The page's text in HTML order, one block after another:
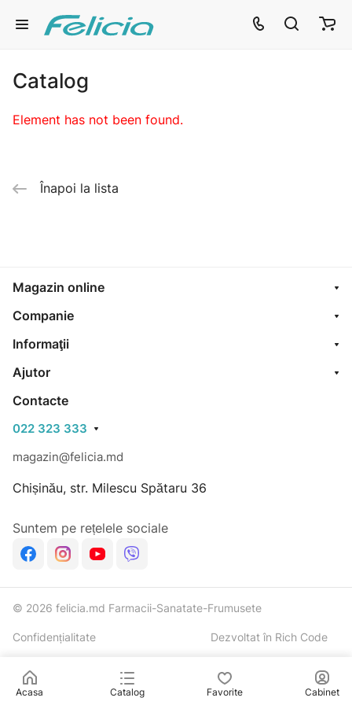
Catalog
Element has not been found.
Înapoi la lista
Magazin online
Companie
Informaţii
Ajutor
Contacte
022 323 333
magazin@felicia.md
Chișinău, str. Milescu Spătaru 36
Suntem pe rețelele sociale
© 2026 felicia.md Farmacii-Sanatate-Frumusete
Confidențialitate Dezvoltat în Rich Code
Acasa Catalog Favorite Cabinet